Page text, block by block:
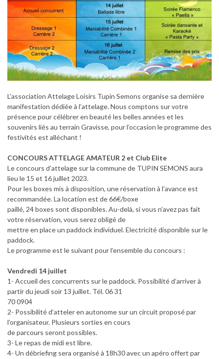
L’association Attelage Loisirs Tupin Semons organise sa dernière
manifestation dédiée à l’attelage. Nous comptons sur votre
présence pour célébrer en beauté les belles années et les
souvenirs liés au terrain Gravisse, pour l’occasion le programme des
festivités est alléchant !
CONCOURS ATTELAGE AMATEUR 2 et Club Elite
Le concours d’attelage sur la commune de TUPIN SEMONS aura
lieu le 15 et 16 juillet 2023.
Pour les boxes mis à disposition, une réservation à l’avance est
recommandée. La location est de 66€/boxe
paillé, 24 boxes sont disponibles. Au-delà, si vous n’avez pas fait
votre réservation, vous serez obligé de
mettre en place un paddock individuel. Electricité disponible sur le
paddock.
Le programme est le suivant pour l’ensemble du concours :
Vendredi 14 juillet
1- Accueil des concurrents sur le paddock. Possibilité d’arriver à
partir du jeudi soir 13 juillet. Tél. 06 31
70 0904
2- Possibilité d’atteler en autonome sur un circuit proposé par
l’organisateur. Plusieurs sorties en cours
de parcours seront possibles.
3- Le repas de midi est libre.
4- Un débriefing sera organisé à 18h30 avec un apéro offert par